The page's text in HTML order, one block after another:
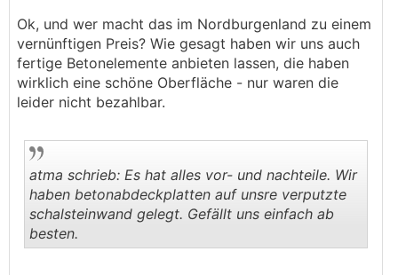
Ok, und wer macht das im Nordburgenland zu einem
vernünftigen Preis? Wie gesagt haben wir uns auch
fertige Betonelemente anbieten lassen, die haben
wirklich eine schöne Oberfläche - nur waren die
leider nicht bezahlbar.
..
atma schrieb: Es hat alles vor- und nachteile. Wir
haben betonabdeckplatten auf unsre verputzte
schalsteinwand gelegt. Gefällt uns einfach ab
besten.